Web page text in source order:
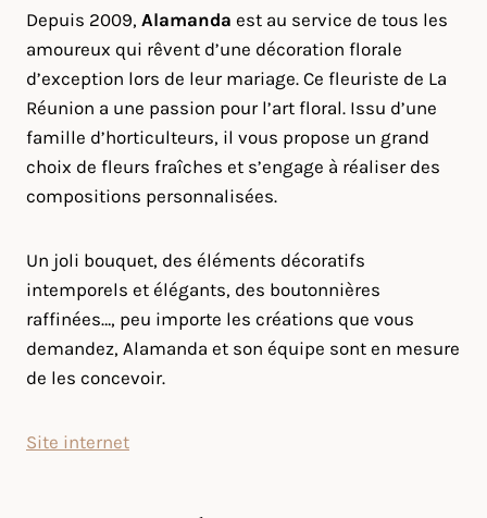
Depuis 2009, Alamanda est au service de tous les
amoureux qui rêvent d’une décoration florale
d’exception lors de leur mariage. Ce fleuriste de La
Réunion a une passion pour l’art floral. Issu d’une
famille d’horticulteurs, il vous propose un grand
choix de fleurs fraîches et s’engage à réaliser des
compositions personnalisées.
Un joli bouquet, des éléments décoratifs
intemporels et élégants, des boutonnières
raffinées…, peu importe les créations que vous
demandez, Alamanda et son équipe sont en mesure
de les concevoir.
Site internet